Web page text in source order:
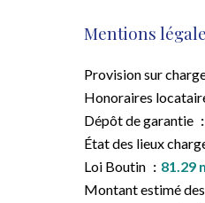
Mentions
Provision sur
Honoraires
Dépôt de garantie
État des lieux
Loi Boutin
81.29
Montant estimé